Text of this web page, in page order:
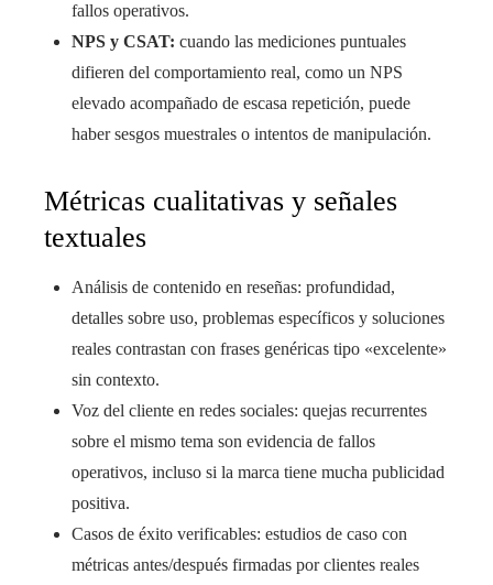
fallos operativos.
NPS y CSAT: cuando las mediciones puntuales
difieren del comportamiento real, como un NPS
elevado acompañado de escasa repetición, puede
haber sesgos muestrales o intentos de manipulación.
Métricas cualitativas y señales
textuales
Análisis de contenido en reseñas: profundidad,
detalles sobre uso, problemas específicos y soluciones
reales contrastan con frases genéricas tipo «excelente»
sin contexto.
Voz del cliente en redes sociales: quejas recurrentes
sobre el mismo tema son evidencia de fallos
operativos, incluso si la marca tiene mucha publicidad
positiva.
Casos de éxito verificables: estudios de caso con
métricas antes/después firmadas por clientes reales